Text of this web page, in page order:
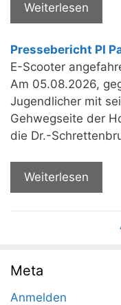
Weiterlesen
Pressebericht PI
E-Scooter
Am 05.08.2026,
Jugendlicher mit
Gehwegseite der
die Dr.-
Weiterlesen
Meta
Anmelden